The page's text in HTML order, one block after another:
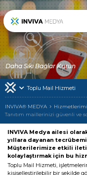
Daha Sıkı Bağlar Kurun
Toplu Mail Hizmeti
Etkileyici işler
çözüm ortağı :
Sektörünüzün
ile devlerle yarışmak ve
INVIVA
Tek Adreste
Çoklu Hizmetler
Alanında Hizmet
Uzman Markalarımız
INVIVA® MEDYA
Tanıtım maillerinizi güvenli ve
INVIVA Medya ailesi
yıllara dayanan
Müşterilerimize etkili
kolaylaştırmak için bu
Toplu Mail Hizmeti,
kişiselleştirilebilir bir şekilde